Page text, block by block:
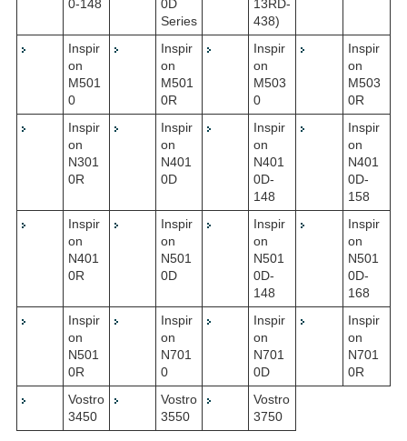
0-148
0D
Series
13RD-
438)
Inspir
on
M501
0
Inspir
on
M501
0R
Inspir
on
M503
0
Inspir
on
M503
0R
Inspir
on
N301
0R
Inspir
on
N401
0D
Inspir
on
N401
0D-
148
Inspir
on
N401
0D-
158
Inspir
on
N401
0R
Inspir
on
N501
0D
Inspir
on
N501
0D-
148
Inspir
on
N501
0D-
168
Inspir
on
N501
0R
Inspir
on
N701
0
Inspir
on
N701
0D
Inspir
on
N701
0R
Vostro
3450
Vostro
3550
Vostro
3750